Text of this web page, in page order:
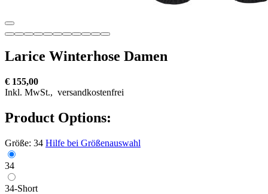
Larice Winterhose Damen
€ 155,00
Inkl. MwSt., versandkostenfrei
Product Options:
Größe: 34 Hilfe bei Größenauswahl
34
34-Short